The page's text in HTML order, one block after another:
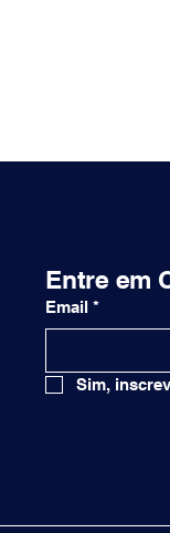
Entre em
Email *
Sim,